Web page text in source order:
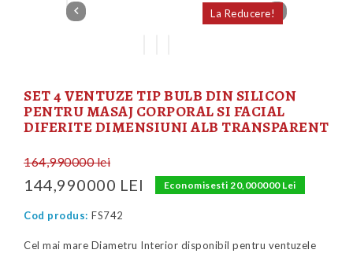
La Reducere!
 
SET 4 VENTUZE TIP BULB DIN SILICON
PENTRU MASAJ CORPORAL SI FACIAL
DIFERITE DIMENSIUNI ALB TRANSPARENT
164,990000 lei
144,990000 LEI Economisesti 20,000000 Lei
Cod produs: FS742
Cel mai mare Diametru Interior disponibil pentru ventuzele